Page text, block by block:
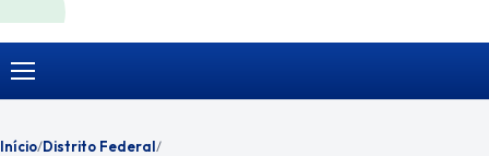
Menu
Início/Distrito Federal/